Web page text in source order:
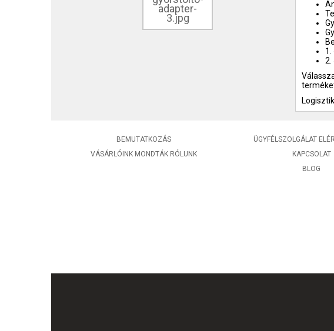
1.
2.
BEMUTATKOZÁS
VÁSÁRLÓINK MONDTÁK RÓLUNK
ÜGYFÉLSZOLGÁLAT
KAPCSOLAT
BLOG